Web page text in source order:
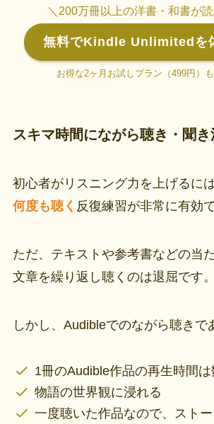
＼200万冊以上の洋書・和書が
無料でKindle Unlimitedを
お得な2ヶ月お試しプラン（499円）
スキマ時間にながら聴き・聞き
初心者がリスニング力を上げるには
何度も聴く 反復練習が非常に有効で
ただ、テキストや参考書などの当
文章を繰り返し聴くのは退屈です。
しかし、Audibleでのながら聴きで
1冊のAudible作品の再生時間は
物語の世界観に浸れる
一度聴いた作品なので、スト